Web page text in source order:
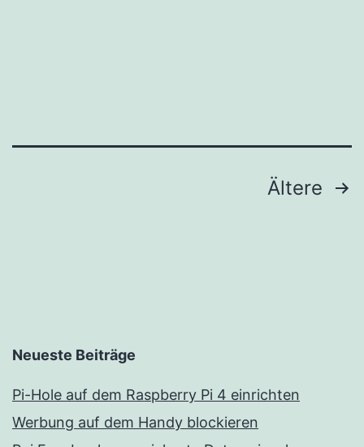
Seitennummerierung
Ältere
Neueste Beiträge
Pi-Hole auf dem Raspberry Pi 4 einrichten
Werbung auf dem Handy blockieren